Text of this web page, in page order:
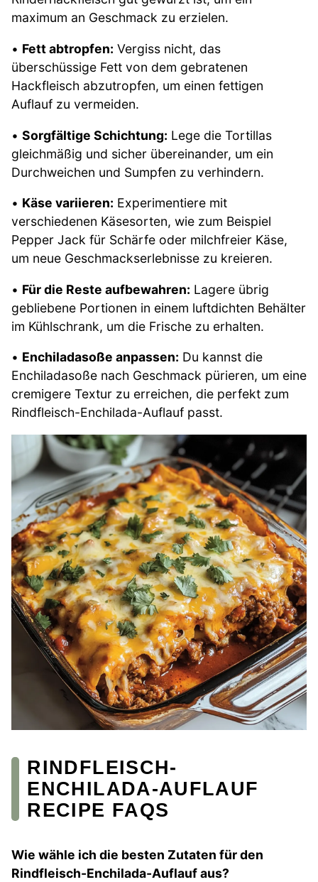
maximum an Geschmack zu erzielen.
• Fett abtropfen: Vergiss nicht, das
überschüssige Fett von dem gebratenen
Hackfleisch abzutropfen, um einen fettigen
Auflauf zu vermeiden.
• Sorgfältige Schichtung: Lege die Tortillas
gleichmäßig und sicher übereinander, um ein
Durchweichen und Sumpfen zu verhindern.
• Käse variieren: Experimentiere mit
verschiedenen Käsesorten, wie zum Beispiel
Pepper Jack für Schärfe oder milchfreier Käse,
um neue Geschmackserlebnisse zu kreieren.
• Für die Reste aufbewahren: Lagere übrig
gebliebene Portionen in einem luftdichten Behälter
im Kühlschrank, um die Frische zu erhalten.
• Enchiladasoße anpassen: Du kannst die
Enchiladasoße nach Geschmack pürieren, um eine
cremigere Textur zu erreichen, die perfekt zum
Rindfleisch-Enchilada-Auflauf passt.
RINDFLEISCH-
ENCHILADA-AUFLAUF
RECIPE FAQS
Wie wähle ich die besten Zutaten für den
Rindfleisch-Enchilada-Auflauf aus?